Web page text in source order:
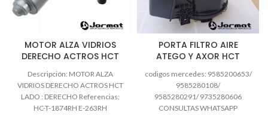
MOTOR ALZA VIDRIOS
DERECHO ACTROS HCT
Descripción: MOTOR ALZA
VIDRIOS DERECHO ACTROS HCT
LADO : DERECHO Referencias:
HC-T-1874RH E-263RH
PORTA FILTRO AIRE
ATEGO Y AXOR HCT
codigos mercedes: 9585200653/
9585280108/
9585280291/ 9735280606
CONSULTAS WHATSAPP